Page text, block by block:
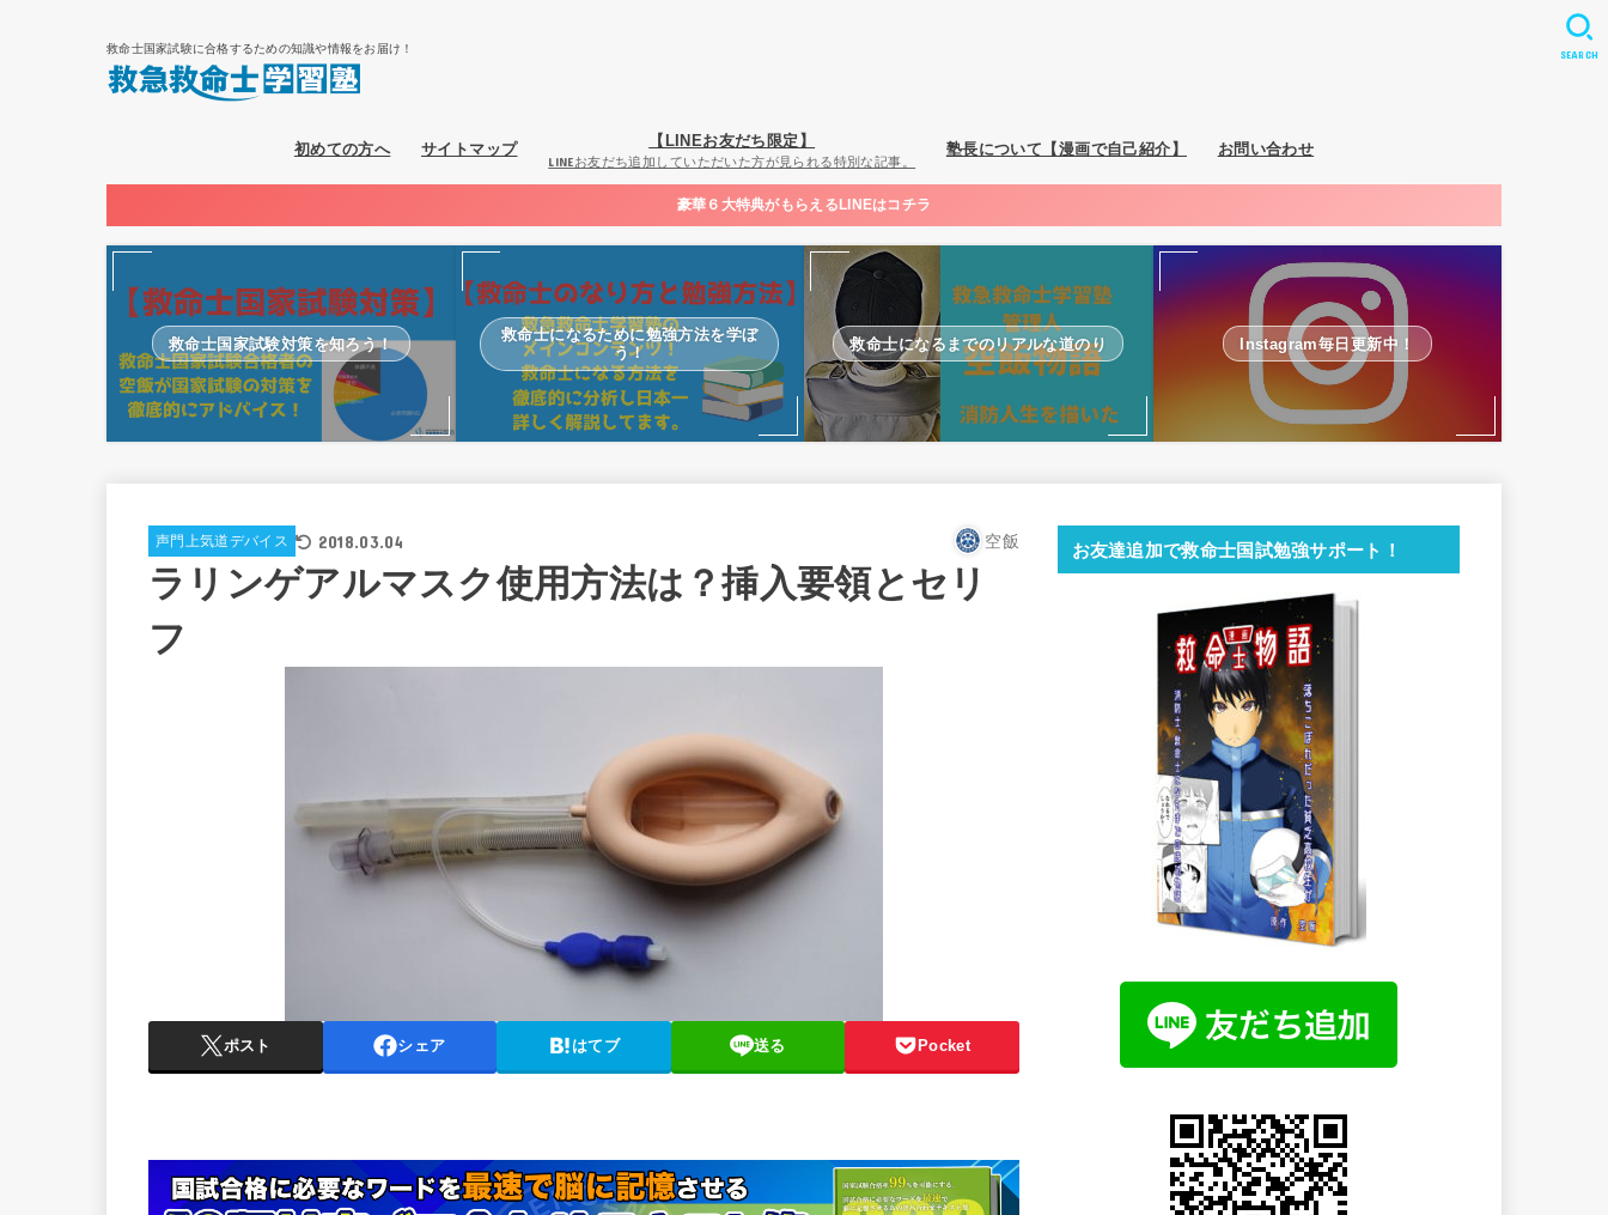
救命士国家試験に合格するための知識や情報をお届け！
初めての方へ サイトマップ 【LINEお友だち限定】
LINEお友だち追加していただいた方が見られる特別な記事。
塾長について【漫画で自己紹介】 お問い合わせ
SEARCH
豪華６大特典がもらえるLINEはコチラ
救命士国家試験対策を知ろう！
救命士になるために勉強方法を学ぼ
う！
救命士になるまでのリアルな道のり Instagram毎日更新中！
声門上気道デバイス 2018.03.04 空飯
ラリンゲアルマスク使用方法は？挿入要領とセリ
フ
ポスト シェア はてブ 送る Pocket
お友達追加で救命士国試勉強サポート！